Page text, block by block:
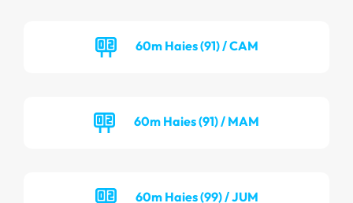
60m Haies (91) / CAM
60m Haies (91) / MAM
60m Haies (99) / JUM